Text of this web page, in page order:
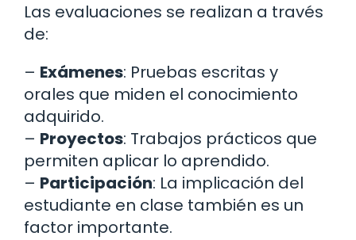
Las evaluaciones se realizan a través
de:
– Exámenes: Pruebas escritas y
orales que miden el conocimiento
adquirido.
– Proyectos: Trabajos prácticos que
permiten aplicar lo aprendido.
– Participación: La implicación del
estudiante en clase también es un
factor importante.